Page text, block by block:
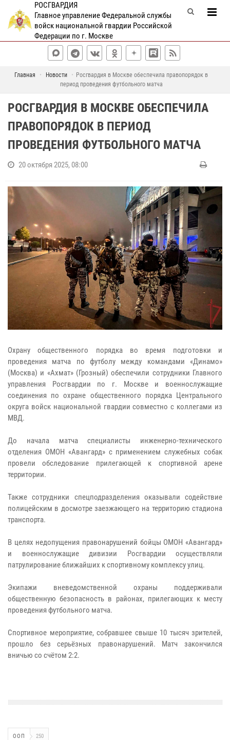
РОСГВАРДИЯ
Главное управление Федеральной службы
войск национальной гвардии Российской
Федерации по г. Москве
Главная Новости
Росгвардия в Москве обеспечила правопорядок в
период проведения футбольного матча
РОСГВАРДИЯ В МОСКВЕ ОБЕСПЕЧИЛА
ПРАВОПОРЯДОК В ПЕРИОД
ПРОВЕДЕНИЯ ФУТБОЛЬНОГО МАТЧА
20 октября 2025, 08:00
Охрану общественного порядка во время подготовки и
проведения матча по футболу между командами «Динамо»
(Москва) и «Ахмат» (Грозный) обеспечили сотрудники Главного
управления Росгвардии по г. Москве и военнослужащие
соединения по охране общественного порядка Центрального
округа войск национальной гвардии совместно с коллегами из
МВД.
До начала матча специалисты инженерно-технического
отделения ОМОН «Авангард» с применением служебных собак
провели обследование прилегающей к спортивной арене
территории.
Также сотрудники спецподразделения оказывали содействие
полицейским в досмотре заезжающего на территорию стадиона
транспорта.
В целях недопущения правонарушений бойцы ОМОН «Авангард»
и военнослужащие дивизии Росгвардии осуществляли
патрулирование ближайших к спортивному комплексу улиц.
Экипажи вневедомственной охраны поддерживали
общественную безопасность в районах, прилегающих к месту
проведения футбольного матча.
Спортивное мероприятие, собравшее свыше 10 тысяч зрителей,
прошло без серьёзных правонарушений. Матч закончился
вничью со счётом 2:2.
ООП 250